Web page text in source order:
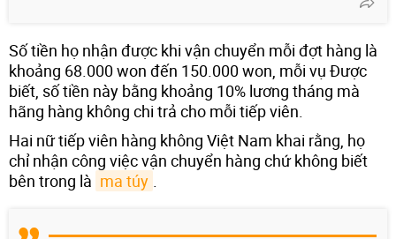
Số tiền họ nhận được khi vận chuyển mỗi đợt hàng là
khoảng 68.000 won đến 150.000 won, mỗi vụ Được
biết, số tiền này bằng khoảng 10% lương tháng mà
hãng hàng không chi trả cho mỗi tiếp viên.
Hai nữ tiếp viên hàng không Việt Nam khai rằng, họ
chỉ nhận công việc vận chuyển hàng chứ không biết
bên trong là ma túy